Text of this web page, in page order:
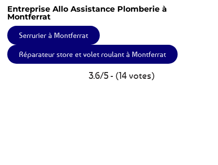
Entreprise Allo Assistance Plomberie à
Montferrat
Serrurier à Montferrat
Réparateur store et volet roulant à Montferrat
3.6/5 - (14 votes)